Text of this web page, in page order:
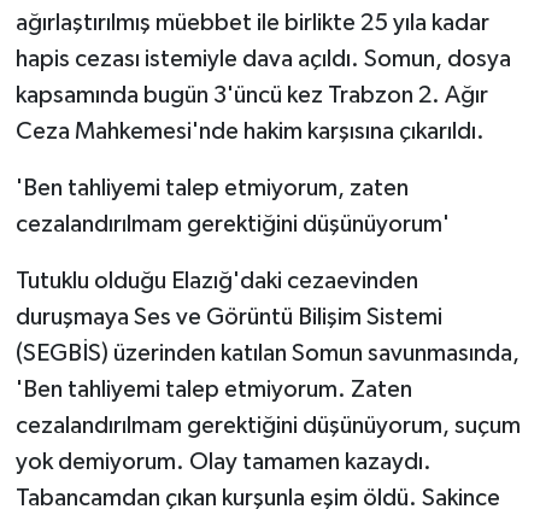
ağırlaştırılmış müebbet ile birlikte 25 yıla kadar
hapis cezası istemiyle dava açıldı. Somun, dosya
kapsamında bugün 3'üncü kez Trabzon 2. Ağır
Ceza Mahkemesi'nde hakim karşısına çıkarıldı.
'Ben tahliyemi talep etmiyorum, zaten
cezalandırılmam gerektiğini düşünüyorum'
Tutuklu olduğu Elazığ'daki cezaevinden
duruşmaya Ses ve Görüntü Bilişim Sistemi
(SEGBİS) üzerinden katılan Somun savunmasında,
'Ben tahliyemi talep etmiyorum. Zaten
cezalandırılmam gerektiğini düşünüyorum, suçum
yok demiyorum. Olay tamamen kazaydı.
Tabancamdan çıkan kurşunla eşim öldü. Sakince